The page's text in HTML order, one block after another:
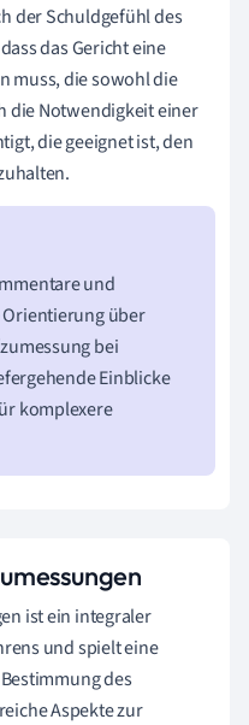
der Schuldgefühl des
das Gericht eine
muss, die sowohl die
die Notwendigkeit einer
die geeignet ist, den
und
über
bei
Einblicke
komplexere
ist ein integraler
und spielt eine
des
Aspekte zur